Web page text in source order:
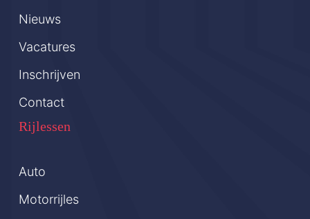
Nieuws
Vacatures
Inschrijven
Contact
Rijlessen
Auto
Motorrijles